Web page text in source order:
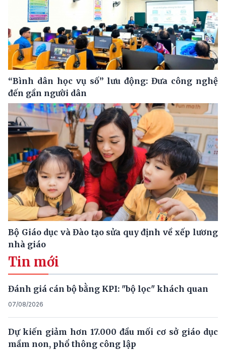
“Bình dân học vụ số” lưu động: Đưa công nghệ
đến gần người dân
Bộ Giáo dục và Đào tạo sửa quy định về xếp lương
nhà giáo
Tin mới
Đánh giá cán bộ bằng KPI: "bộ lọc" khách quan
07/08/2026
Dự kiến giảm hơn 17.000 đầu mối cơ sở giáo dục
mầm non, phổ thông công lập